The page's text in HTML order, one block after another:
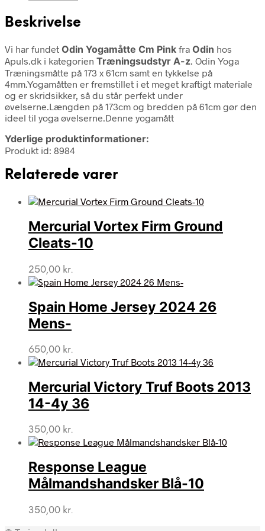
Beskrivelse
Vi har fundet Odin Yogamåtte Cm Pink fra Odin hos
Apuls.dk i kategorien Træningsudstyr A-z. Odin Yoga
Træningsmåtte på 173 x 61cm samt en tykkelse på
4mm.Yogamåtten er fremstillet i et meget kraftigt materiale
og er skridsikker, så du står perfekt under
øvelserne.Længden på 173cm og bredden på 61cm gør den
ideel til yoga øvelserne.Denne yogamått
Yderlige produktinformationer:
Produkt id: 8984
Relaterede varer
Mercurial Vortex Firm Ground
Cleats-10
250,00 kr.
Spain Home Jersey 2024 26
Mens-
650,00 kr.
Mercurial Victory Truf Boots 2013
14-4y 36
350,00 kr.
Response League
Målmandshandsker Blå-10
350,00 kr.